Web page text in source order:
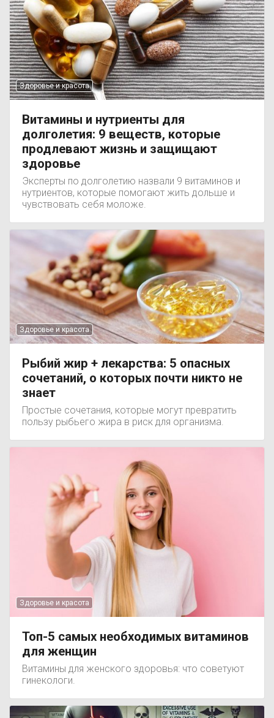
Здоровье и красота
Витамины и нутриенты для
долголетия: 9 веществ, которые
продлевают жизнь и защищают
здоровье
Эксперты по долголетию назвали 9 витаминов и
нутриентов, которые помогают жить дольше и
чувствовать себя моложе.
Здоровье и красота
Рыбий жир + лекарства: 5 опасных
сочетаний, о которых почти никто не
знает
Простые сочетания, которые могут превратить
пользу рыбьего жира в риск для организма.
Здоровье и красота
Топ-5 самых необходимых витаминов
для женщин
Витамины для женского здоровья: что советуют
гинекологи.